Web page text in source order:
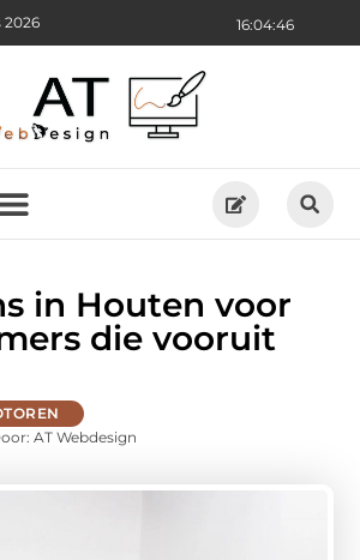
16:04:47
2026
in Houten voor
die vooruit
AT Webdesign